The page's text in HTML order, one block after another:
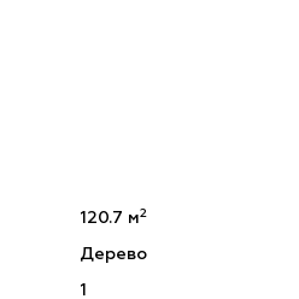
120.7 м2
Дерево
1